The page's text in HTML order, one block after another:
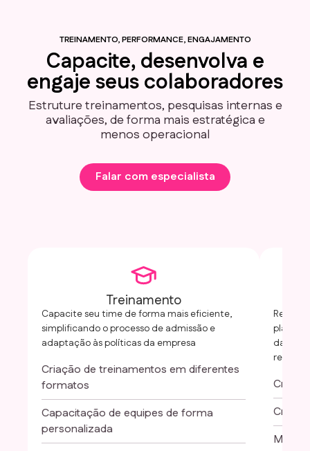
TREINAMENTO, PERFORMANCE, ENGAJAMENTO
Capacite, desenvolva e
engaje seus colaboradores
Estruture treinamentos, pesquisas internas e
avaliações, de forma mais estratégica e
menos operacional
Falar com especialista
Treinamento
Capacite seu time de forma mais eficiente,
simplificando o processo de admissão e
adaptação às políticas da empresa
Criação de treinamentos em diferentes
formatos
Capacitação de equipes de forma
personalizada
Realize
planos
dados